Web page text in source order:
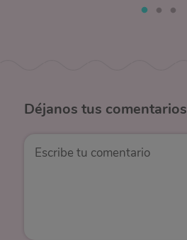
Déjanos tus comentarios